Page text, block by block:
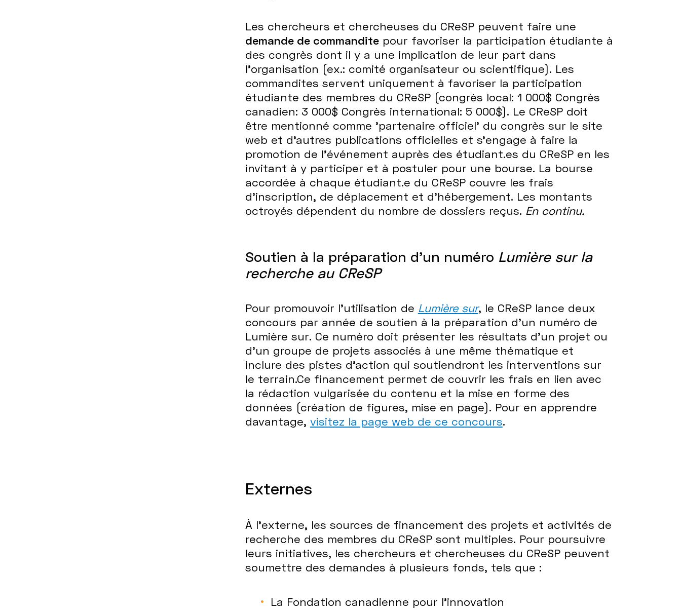
Les chercheurs et chercheuses du CReSP peuvent faire une
demande de commanditepour favoriser la participation étudiante à
des congrès dont il y a une implication de leur part dans
l’organisation (ex.: comité organisateur ou scientifique). Les
commandites servent uniquement à favoriser la participation
étudiante des membres du CReSP (congrès local: 1 000$ Congrès
canadien: 3 000$ Congrès international: 5 000$). Le CReSP doit
être mentionné comme 'partenaire officiel' du congrès sur le site
web et d'autres publications officielles et s'engage à faire la
promotion de l'événement auprès des étudiant.es du CReSP en les
invitant à y participer et à postuler pour une bourse. La bourse
accordée à chaque étudiant.e du CReSP couvre les frais
d’inscription, de déplacement et d’hébergement. Les montants
octroyés dépendent du nombre de dossiers reçus. En continu.
Soutien à la préparation d'un numéro Lumière sur la
recherche au CReSP
Pour promouvoir l’utilisation de Lumière sur, le CReSP lance deux
concours par année de soutien à la préparation d’un numéro de
Lumière sur. Ce numéro doit présenter les résultats d’un projet ou
d’un groupe de projets associés à une même thématique et
inclure des pistes d’action qui soutiendront les interventions sur
le terrain.Ce financement permet de couvrir les frais en lien avec
la rédaction vulgarisée du contenu et la mise en forme des
données (création de figures, mise en page). Pour en apprendre
davantage, visitez la page web de ce concours.
Externes
À l’externe, les sources de financement des projets et activités de
recherche des membres du CReSP sont multiples. Pour poursuivre
leurs initiatives, les chercheurs et chercheuses du CReSP peuvent
soumettre des demandes à plusieurs fonds, tels que :
La Fondation canadienne pour l’innovation